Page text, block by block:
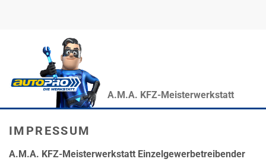
A.M.A. KFZ-Meisterwerkstatt
IMPRESSUM
A.M.A. KFZ-Meisterwerkstatt Einzelgewerbetreibender